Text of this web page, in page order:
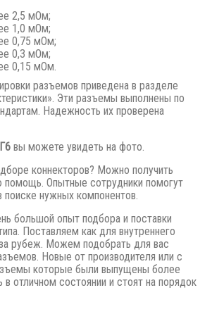
2,5 мОм;
1,0 мОм;
0,75 мОм;
0,3 мОм;
0,15 мОм.
разъемов приведена в разделе
Эти разъемы выполнены по
Надежность их проверена
вы можете увидеть на фото.
коннекторов? Можно получить
помощь. Опытные сотрудники помогут
поиске нужных компонентов.
большой опыт подбора и поставки
Поставляем как для внутреннего
рубеж. Можем подобрать для вас
Новые от производителя или с
которые были выпущены более
в отличном состоянии и стоят на порядок